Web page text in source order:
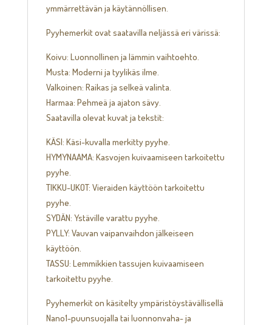
ymmärrettävän ja käytännöllisen.
Pyyhemerkit ovat saatavilla neljässä eri värissä:
Koivu: Luonnollinen ja lämmin vaihtoehto.
Musta: Moderni ja tyylikäs ilme.
Valkoinen: Raikas ja selkeä valinta.
Harmaa: Pehmeä ja ajaton sävy.
Saatavilla olevat kuvat ja tekstit:
KÄSI: Käsi-kuvalla merkitty pyyhe.
HYMYNAAMA: Kasvojen kuivaamiseen tarkoitettu
pyyhe.
TIKKU-UKOT: Vieraiden käyttöön tarkoitettu
pyyhe.
SYDÄN: Ystäville varattu pyyhe.
PYLLY: Vauvan vaipanvaihdon jälkeiseen
käyttöön.
TASSU: Lemmikkien tassujen kuivaamiseen
tarkoitettu pyyhe.
Pyyhemerkit on käsitelty ympäristöystävällisellä
Nano1-puunsuojalla tai luonnonvaha- ja